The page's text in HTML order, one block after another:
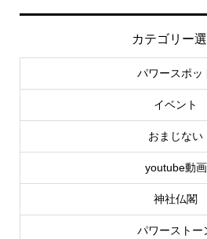
カテゴリー
パワースポッ
イベント
おまじない
youtube動画
神社仏閣
パワーストー